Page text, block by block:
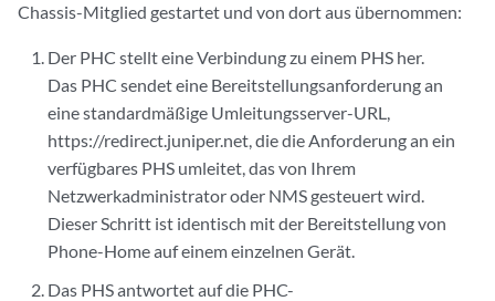
Chassis-Mitglied gestartet und von dort aus übernommen:
Der PHC stellt eine Verbindung zu einem PHS her.
Das PHC sendet eine Bereitstellungsanforderung an
eine standardmäßige Umleitungsserver-URL,
https://redirect.juniper.net, die die Anforderung an ein
verfügbares PHS umleitet, das von Ihrem
Netzwerkadministrator oder NMS gesteuert wird.
Dieser Schritt ist identisch mit der Bereitstellung von
Phone-Home auf einem einzelnen Gerät.
Das PHS antwortet auf die PHC-